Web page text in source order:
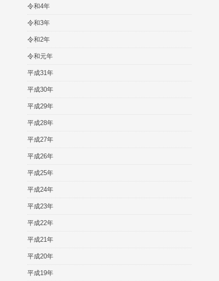
令和4年
令和3年
令和2年
令和元年
平成31年
平成30年
平成29年
平成28年
平成27年
平成26年
平成25年
平成24年
平成23年
平成22年
平成21年
平成20年
平成19年